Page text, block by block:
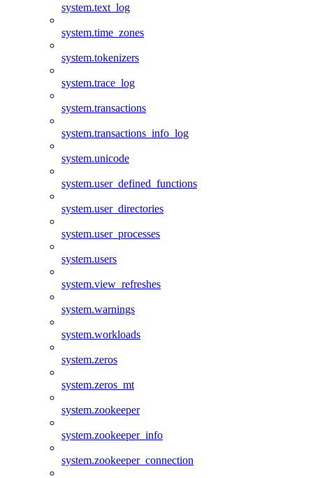
system.text_log
system.time_zones
system.tokenizers
system.trace_log
system.transactions
system.transactions_info_log
system.unicode
system.user_defined_functions
system.user_directories
system.user_processes
system.users
system.view_refreshes
system.warnings
system.workloads
system.zeros
system.zeros_mt
system.zookeeper
system.zookeeper_info
system.zookeeper_connection